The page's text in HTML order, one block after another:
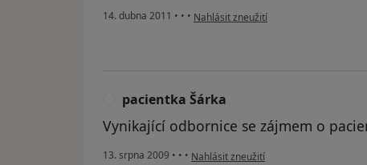
14. dubna 2011 • • • podle názoru uživatele Pacient
Nahlásit zneužití
pacientka Šárka
Vynikající odbornice se zájmem o
13. srpna 2009 • • • podle názoru uživatele pacientka Šárka
Nahlásit zneužití